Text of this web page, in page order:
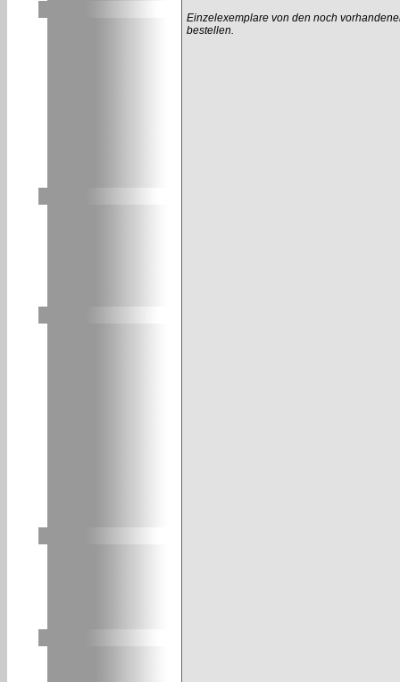
Einzelexemplare von den noch
bestellen.